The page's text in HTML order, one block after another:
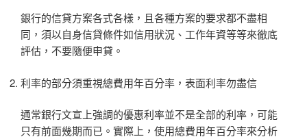
銀行的信貸方案各式各樣，且各種方案的要求都不盡相
同，須以自身信貸條件如信用狀況、工作年資等等來徹底
評估，不要隨便申貸。
利率的部分須重視總費用年百分率，表面利率勿盡信
通常銀行文宣上強調的優惠利率並不是全部的利率，可能
只有前面幾期而已。實際上，使用總費用年百分率來分析